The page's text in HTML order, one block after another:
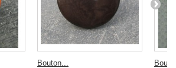
Bouton...